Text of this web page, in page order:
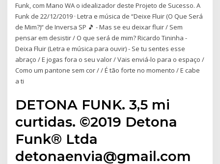
Funk, com Mano WA o idealizador deste Projeto de Sucesso. A
Funk de 22/12/2019 · Letra e música de “Deixe Fluir (O Que Será
de Mim?)“ de Inversa SP 🎵 - Mas se eu deixar fluir / Sem
pensar em desistir / O que será de mim? Ricardo Tininha -
Deixa Fluir (Letra e música para ouvir) - Se tu sentes esse
abraço / E jogas fora o seu valor / Vais enviá-lo para o espaço /
Como um pantone sem cor / / É tão forte no momento / E cabe
a ti
DETONA FUNK. 3,5 mi
curtidas. ©2019 Detona
Funk® Ltda
detonaenvia@gmail.com